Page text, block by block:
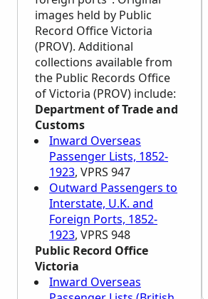
images held by Public
Record Office Victoria
(PROV). Additional
collections available from
the Public Records Office
of Victoria (PROV) include:
Department of Trade and
Customs
Inward Overseas
Passenger Lists, 1852-
1923, VPRS 947
Outward Passengers to
Interstate, U.K. and
Foreign Ports, 1852-
1923, VPRS 948
Public Record Office
Victoria
Inward Overseas